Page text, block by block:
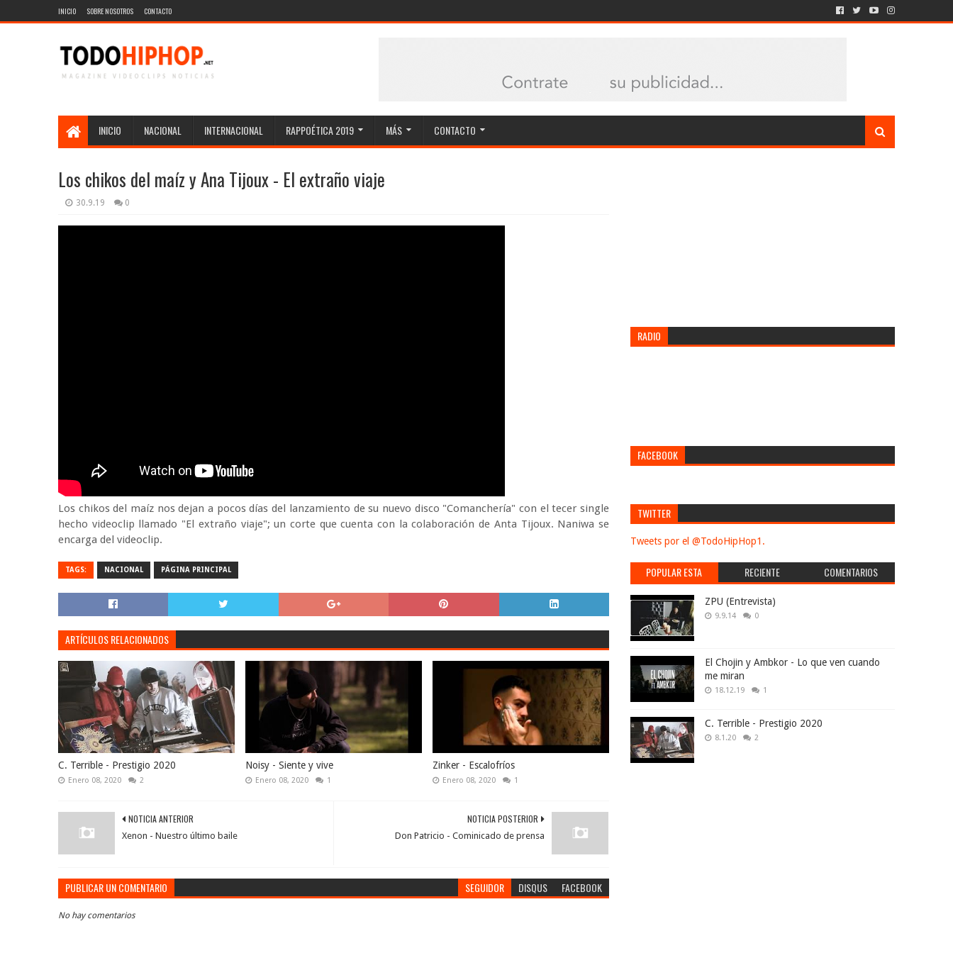
INICIO SOBRE NOSOTROS CONTACTO
INICIO NACIONAL INTERNACIONAL RAPPOÉTICA 2019 MÁS CONTACTO
Los chikos del maíz y Ana Tijoux - El extraño viaje
30.9.19 0
Los chikos del maíz nos dejan a pocos días del lanzamiento de su nuevo disco "Comanchería" con el tecer single
hecho videoclip llamado "El extraño viaje"; un corte que cuenta con la colaboración de Anta Tijoux. Naniwa se
encarga del videoclip.
TAGS: NACIONAL PÁGINA PRINCIPAL
ARTÍCULOS RELACIONADOS
C. Terrible - Prestigio 2020
Enero 08, 2020 2
Noisy - Siente y vive
Enero 08, 2020 1
Zinker - Escalofríos
Enero 08, 2020 1
NOTICIA POSTERIOR
Don Patricio - Cominicado de prensa
NOTICIA ANTERIOR
Xenon - Nuestro último baile
PUBLICAR UN COMENTARIO SEGUIDOR DISQUS FACEBOOK
No hay comentarios
RADIO
FACEBOOK
TWITTER
Tweets por el @TodoHipHop1.
POPULAR ESTA
SEMANA
RECIENTE COMENTARIOS
ZPU (Entrevista)
9.9.14 0
El Chojin y Ambkor - Lo que ven cuando
me miran
18.12.19 1
C. Terrible - Prestigio 2020
8.1.20 2